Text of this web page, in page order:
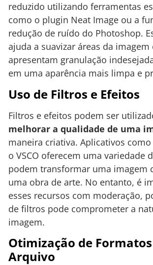
reduzido utilizando ferramentas
como o plugin Neat Image ou a
redução de ruído do Photoshop.
ajuda a suavizar áreas da imagem
apresentam granulação
em uma aparência mais limpa e
Uso de Filtros e Efeitos
Filtros e efeitos podem ser
melhorar a qualidade de uma
maneira criativa. Aplicativos como
o VSCO oferecem uma variedade
podem transformar uma imagem
uma obra de arte. No entanto, é
esses recursos com moderação,
de filtros pode comprometer a
imagem.
Otimização de
Arquivo